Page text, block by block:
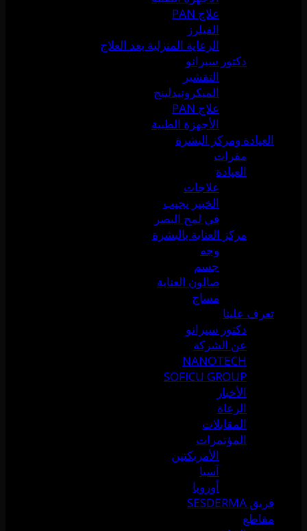
علاج PAN
الفيلرز
الرعاية المنزلية بعد العلاج
دكتور سيرانو
التقشير
الميكرونيدلينج
علاج PAN
الأجهزة الطبية
العيادة ومركز البشرة
مقرات
العيادة
علاجات
الخبير يجيب
في لمح البصر
مركز العناية بالبشرة
وجه
جسم
صالون العناية
مساج
تعرف علينا
دكتور سيرانو
عن الشركة
NANOTECH
SOFICU GROUP
الأخبار
الرعاة
المقابلات
المؤتمرات
الأمريكتين
آسيا
أوروبا
فريق SESDERMA
مقاطع